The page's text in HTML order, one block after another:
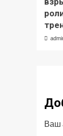
Ваш